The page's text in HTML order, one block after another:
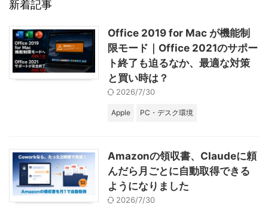
新着記事
Office 2019 for Mac が機能制
限モード｜Office 2021のサポー
ト終了も迫るなか、最適な対策
と買い時は？
2026/7/30
Apple PC・デスク環境
Amazonの領収書、Claudeに頼
んだら月ごとに自動取得できる
ようになりました
2026/7/30